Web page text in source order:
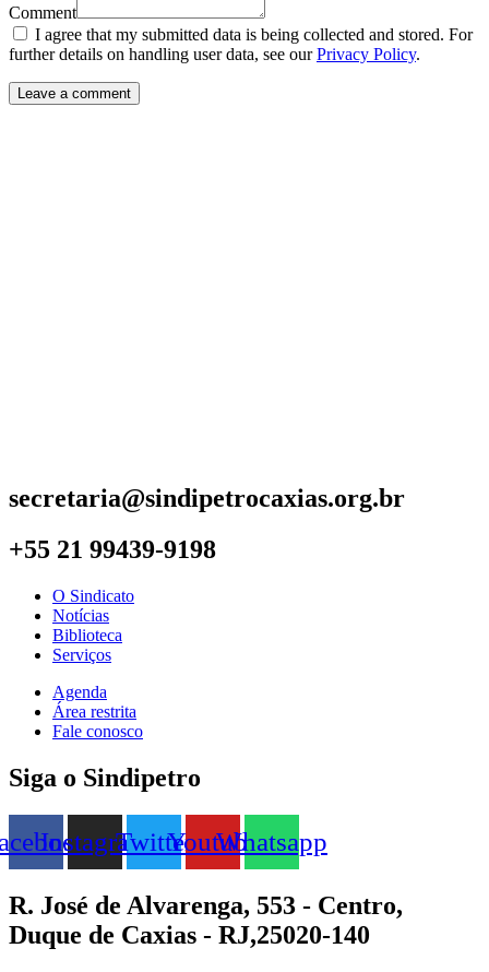
Comment
I agree that my submitted data is being collected and stored. For
further details on handling user data, see ourPrivacy Policy.
secretaria@sindipetrocaxias.org.br
+55 21 99439-9198
O Sindicato
Notícias
Biblioteca
Serviços
Agenda
Área restrita
Fale conosco
Siga o Sindipetro
InstagramTwitterYoutubeWhatsapp
R. José de Alvarenga, 553 - Centro,
Duque de Caxias - RJ,25020-140